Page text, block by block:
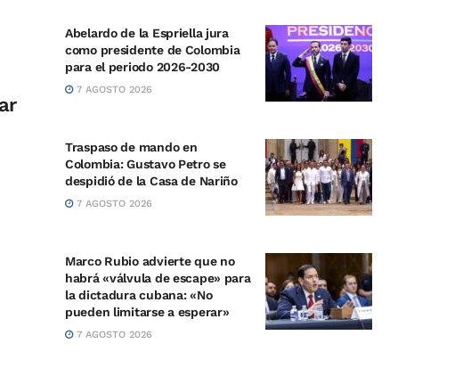
Abelardo de la Espriella jura
como presidente de Colombia
para el periodo 2026-2030
7 AGOSTO 2026
Traspaso de mando en
Colombia: Gustavo Petro se
despidió de la Casa de Nariño
7 AGOSTO 2026
Marco Rubio advierte que no
habrá «válvula de escape» para
la dictadura cubana: «No
pueden limitarse a esperar»
7 AGOSTO 2026